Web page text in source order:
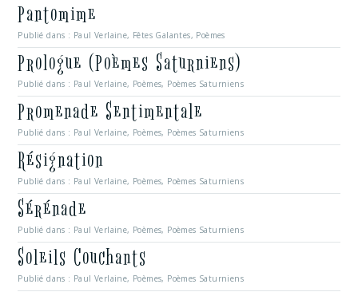
Pantomime
Publié dans : Paul Verlaine, Fêtes Galantes, Poèmes
Prologue (Poèmes Saturniens)
Publié dans : Paul Verlaine, Poèmes, Poèmes Saturniens
Promenade Sentimentale
Publié dans : Paul Verlaine, Poèmes, Poèmes Saturniens
Résignation
Publié dans : Paul Verlaine, Poèmes, Poèmes Saturniens
Sérénade
Publié dans : Paul Verlaine, Poèmes, Poèmes Saturniens
Soleils Couchants
Publié dans : Paul Verlaine, Poèmes, Poèmes Saturniens